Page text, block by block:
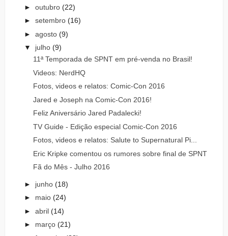
► outubro (22)
► setembro (16)
► agosto (9)
▼ julho (9)
11ª Temporada de SPNT em pré-venda no Brasil!
Videos: NerdHQ
Fotos, videos e relatos: Comic-Con 2016
Jared e Joseph na Comic-Con 2016!
Feliz Aniversário Jared Padalecki!
TV Guide - Edição especial Comic-Con 2016
Fotos, videos e relatos: Salute to Supernatural Pi...
Eric Kripke comentou os rumores sobre final de SPNT
Fã do Mês - Julho 2016
► junho (18)
► maio (24)
► abril (14)
► março (21)